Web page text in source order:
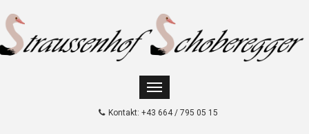
Kontakt: +43 664 / 795 05 15